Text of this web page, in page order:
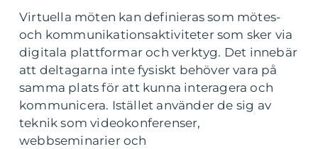
Virtuella möten kan definieras som mötes-
och kommunikationsaktiviteter som sker via
digitala plattformar och verktyg. Det innebär
att deltagarna inte fysiskt behöver vara på
samma plats för att kunna interagera och
kommunicera. Istället använder de sig av
teknik som videokonferenser,
webbseminarier och